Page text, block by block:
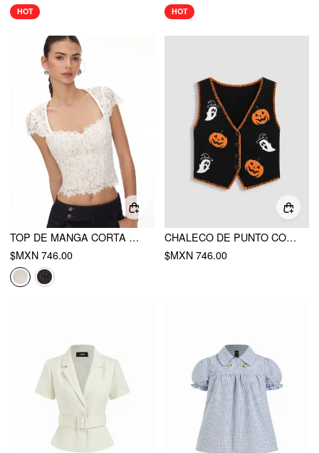
HOT HOT
TOP DE MANGA CORTA CON ESCOTE REDONDO DE ENCAJE Y MEZCLA DE ALGODÓN
$MXN 746.00
CHALECO DE PUNTO CON ESCOTE EN V Y MOTIVO DE CALABAZA FANTASMA
$MXN 746.00